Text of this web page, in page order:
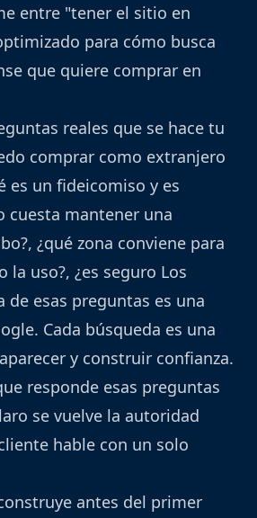
entre "tener el sitio en
para cómo busca
que quiere comprar en
reales que se hace tu
comprar como extranjero
es un fideicomiso y es
cuesta mantener una
¿qué zona conviene para
la uso?, ¿es seguro Los
de esas preguntas es una
Cada búsqueda es una
y construir confianza.
responde esas preguntas
se vuelve la autoridad
hable con un solo
antes del primer